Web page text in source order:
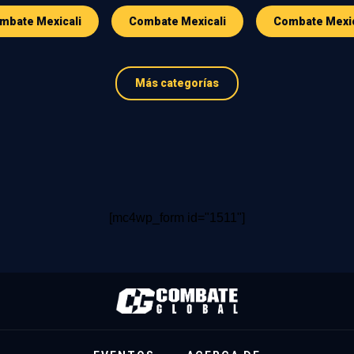
Mexicali Combate Mexicali Combate
Más categorías
[mc4wp_form id="1511"]